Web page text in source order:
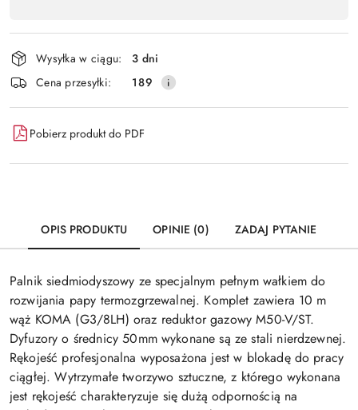
płatność
i
dostawa
Wysyłka w ciągu:
3 dni
Cena przesyłki:
189
Pobierz produkt do PDF
OPIS PRODUKTU OPINIE (0) ZADAJ PYTANIE
Palnik siedmiodyszowy ze specjalnym pełnym wałkiem do
rozwijania papy termozgrzewalnej. Komplet zawiera 10 m
wąż KOMA (G3/8LH) oraz reduktor gazowy M50-V/ST.
Dyfuzory o średnicy 50mm wykonane są ze stali nierdzewnej.
Rękojeść profesjonalna wyposażona jest w blokadę do pracy
ciągłej. Wytrzymałe tworzywo sztuczne, z którego wykonana
jest rękojeść charakteryzuje się dużą odpornością na